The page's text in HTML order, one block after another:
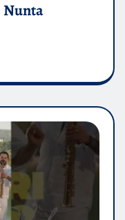
Nunta